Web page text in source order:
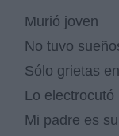
Murió joven
No tuvo
Sólo grietas
Lo electrocutó
Mi padre es